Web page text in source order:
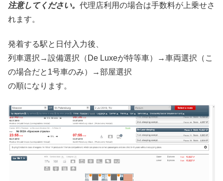
注意してください。 代理店利用の場合は手数料が上乗せさ
れます。
発着する駅と日付入力後、
列車選択→設備選択（De Luxeが特等車）→車両選択（こ
の場合だと1号車のみ）→部屋選択
の順になります。